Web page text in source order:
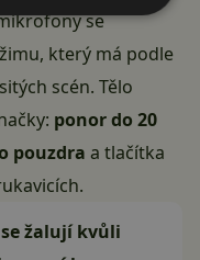
se
který má podle
scén. Tělo
ponor do 20
pouzdra a tlačítka
žalují kvůli